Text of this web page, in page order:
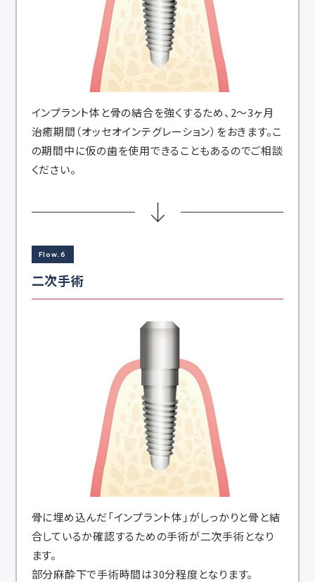
インプラント体と骨の結合を強くするため、2～3ヶ月
治癒期間（オッセオインテグレーション）をおきます。こ
の期間中に仮の歯を使用できることもあるのでご相談
ください。
Flow.6
二次手術
骨に埋め込んだ「インプラント体」がしっかりと骨と結
合しているか確認するための手術が二次手術となり
ます。
部分麻酔下で手術時間は30分程度となります。